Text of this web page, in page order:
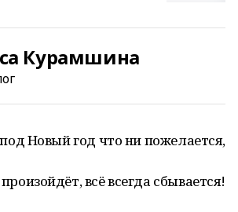
Курамшина
Новый год что ни пожелается,
всё всегда сбывается!